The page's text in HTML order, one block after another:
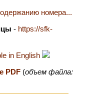
номера...
- https://sfk-
in English
PDF (объем файла: